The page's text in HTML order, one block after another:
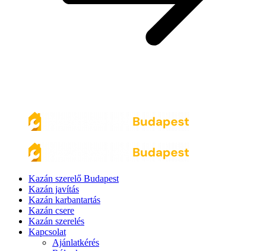
Kazán szerelő Budapest
Kazán javítás
Kazán karbantartás
Kazán csere
Kazán szerelés
Kapcsolat
Ajánlatkérés